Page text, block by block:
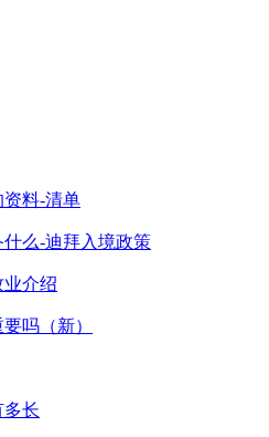
资料-清单
么-迪拜入境政策
业介绍
吗（新）
长